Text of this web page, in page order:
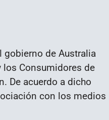
gobierno de Australia
los Consumidores de
De acuerdo a dicho
con los medios